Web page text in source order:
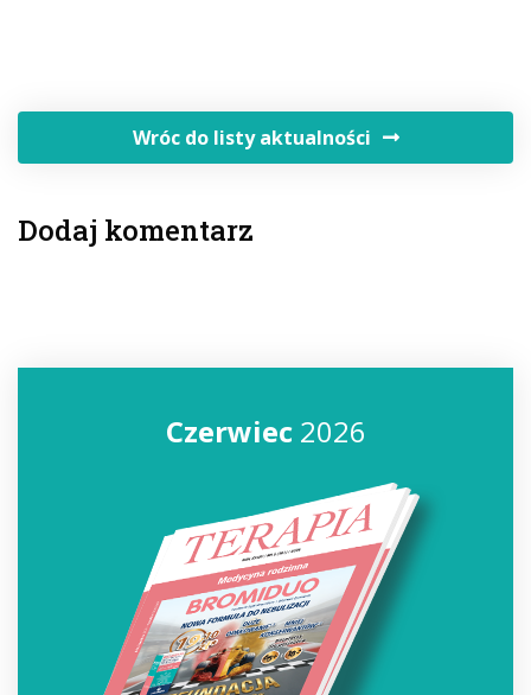
Wróc do listy aktualności
Dodaj komentarz
Czerwiec2026